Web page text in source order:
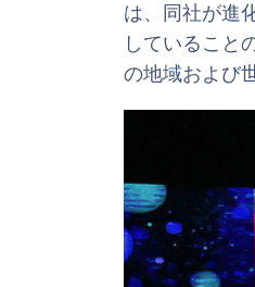
は、同社が進
していること
の地域および